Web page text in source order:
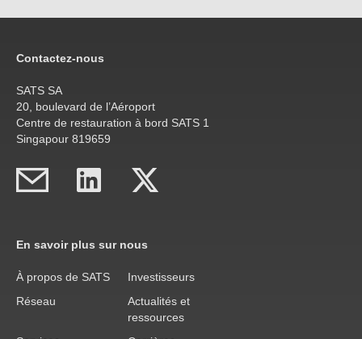
Contactez-nous
SATS SA
20, boulevard de l’Aéroport
Centre de restauration à bord SATS 1
Singapour 819659
En savoir plus sur nous
À propos de SATS
Investisseurs
Réseau
Actualités et
ressources